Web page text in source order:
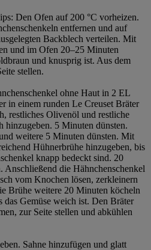
Den Ofen auf 200 °C vorheizen.
entfernen und auf
Backblech verteilen. Mit
und im Ofen 20–25 Minuten
und knusprig ist. Aus dem
stellen.
ohne Haut in 2 EL
in einem runden Le Creuset Bräter
restliches Olivenöl und restliche
hinzugeben. 5 Minuten dünsten.
weitere 5 Minuten dünsten. Mit
Hühnerbrühe hinzugeben, bis
knapp bedeckt sind. 20
Anschließend die Hähnchenschenkel
vom Knochen lösen, zerkleinern
Brühe weitere 20 Minuten köcheln
das Gemüse weich ist. Den Bräter
zur Seite stellen und abkühlen
Sahne hinzufügen und glatt